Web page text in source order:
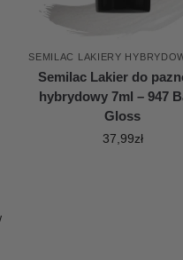
SEMILAC LAKIERY
Semilac Lakier do
hybrydowy 7ml – 947
Gloss
37,99zł